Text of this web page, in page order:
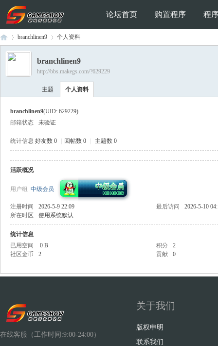
论坛首页 购置程序 程
Sh
›
branchlinen9 个人资料
branchlinen9
http://bbs.makegs.com/?629229
主题 个人资料
branchlinen9(UID: 629229)
邮箱状态
未验证
统计信息 好友数 0 回帖数 0 主题数 0
活跃概况
用户组 中级会员
注册时间 2026-5-9 22:09 最后访问
2026-5-10
所在时区
使用系统默认
统计信息
已用空间
0 B 积分
2
社区金币
2 贡献 0
在线客服（工作时间:9:00-24:00）
关于我们
版权申明
联系我们